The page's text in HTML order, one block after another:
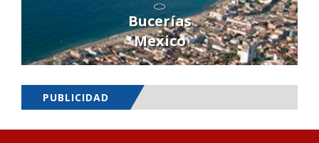
Bucerías
Mexico
PUBLICIDAD